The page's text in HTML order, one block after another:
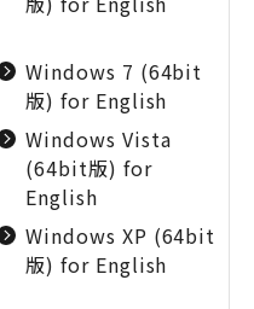
Windows 7 (64bit
版) for English
Windows Vista
(64bit版) for
English
Windows XP (64bit
版) for English